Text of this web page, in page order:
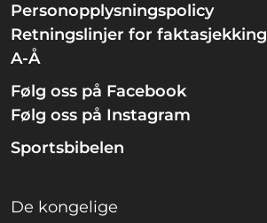
Personopplysningspolicy
Retningslinjer for faktasjekking
A-Å
Følg oss på Facebook
Følg oss på Instagram
Sportsbibelen
De kongelige